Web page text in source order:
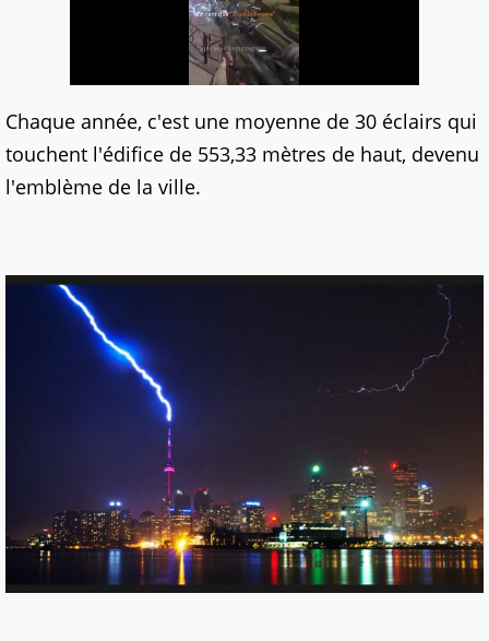
Chaque année, c'est une moyenne de 30 éclairs qui
touchent l'édifice de 553,33 mètres de haut, devenu
l'emblème de la ville.